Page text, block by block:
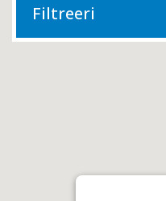
Filtreeri